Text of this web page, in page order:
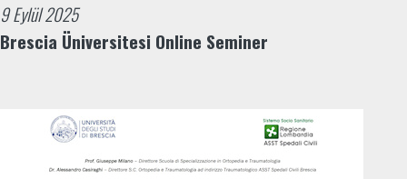
9 Eylül 2025
Brescia Üniversitesi Online Seminer